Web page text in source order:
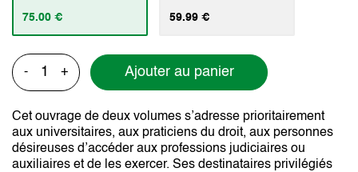
75.00 € 59.99 €
- + Ajouter au panier
Cet ouvrage de deux volumes s’adresse prioritairement
aux universitaires, aux praticiens du droit, aux personnes
désireuses d’accéder aux professions judiciaires ou
auxiliaires et de les exercer. Ses destinataires privilégiés